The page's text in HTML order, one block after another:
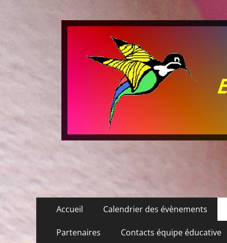
Les P'tits Colibris
Menu
contenu
Accueil Calendrier des évènements
Partenaires Contacts équipe éducative